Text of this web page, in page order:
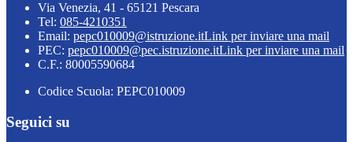
Via Venezia, 41 - 65121 Pescara
Tel: 085-4210351
Email: pepc010009@istruzione.itLink per inviare una mail
PEC: pepc010009@pec.istruzione.itLink per inviare una mail
C.F.: 80005590684
Codice Scuola: PEPC010009
Seguici su